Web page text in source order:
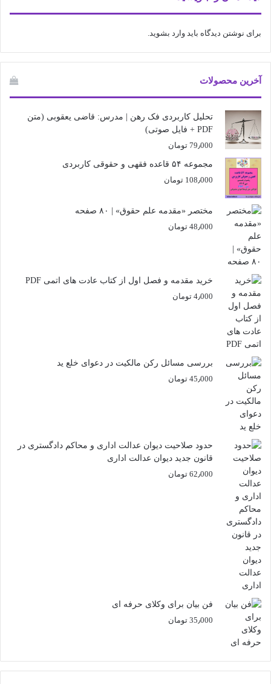
برای نوشتن دیدگاه باید وارد بشوید
آخرین محصولات
تحلیل کاربردی فک رهن | مدرس: قاضی یعقوبی (متن
PDF + فایل صوتی)
79٫000 تومان
مجموعه ۵۴ قاعده فقهی و حقوقی کاربردی
108٫000 تومان
مختصر «مقدمه علم حقوق» | ۸۰ صفحه
48٫000 تومان
خرید مقدمه و فصل اول از کتاب عادت های اتمی PDF
4٫000 تومان
بررسی مسائل رکن مالکیت در دعوای خلع ید
45٫000 تومان
حدود صلاحیت دیوان عدالت اداری و محاکم دادگستری در
قانون جدید دیوان عدالت اداری
62٫000 تومان
فن بیان برای وکلای حرفه ای
35٫000 تومان